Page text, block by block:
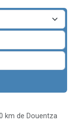
km de Douentza